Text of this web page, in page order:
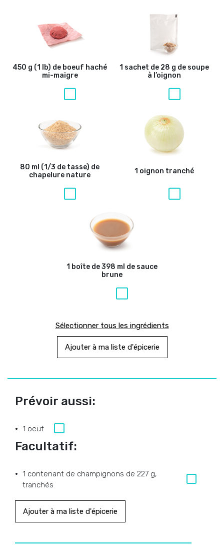
450 g (1 lb) de boeuf haché
mi-maigre
1 sachet de 28 g de soupe
à l’oignon
80 ml (1/3 de tasse) de
chapelure nature
1 oignon tranché
1 boîte de 398 ml de sauce
brune
Sélectionner tous les ingrédients
Ajouter à ma liste d'épicerie
Prévoir aussi:
1 oeuf
Facultatif:
1 contenant de champignons de 227 g,
tranchés
Ajouter à ma liste d'épicerie